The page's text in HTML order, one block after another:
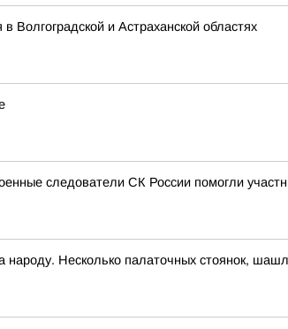
Волгоградской и Астраханской областях
следователи СК России помогли
народу. Несколько палаточных стоянок,